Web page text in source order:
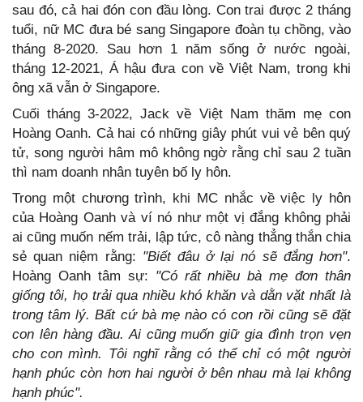
sau đó, cả hai đón con đầu lòng. Con trai được 2 tháng
tuổi, nữ MC đưa bé sang Singapore đoàn tụ chồng, vào
tháng 8-2020. Sau hơn 1 năm sống ở nước ngoài,
tháng 12-2021, Á hậu đưa con về Việt Nam, trong khi
ông xã vẫn ở Singapore.
Cuối tháng 3-2022, Jack về Việt Nam thăm mẹ con
Hoàng Oanh. Cả hai có những giây phút vui vẻ bên quý
tử, song người hâm mô không ngờ rằng chỉ sau 2 tuần
thì nam doanh nhân tuyên bố ly hôn.
Trong một chương trình, khi MC nhắc về việc ly hôn
của Hoàng Oanh và ví nó như một vị đắng không phải
ai cũng muốn nếm trải, lập tức, cô nàng thẳng thắn chia
sẻ quan niệm rằng: "Biết đâu ở lại nó sẽ đắng hơn".
Hoàng Oanh tâm sự: "Có rất nhiều bà mẹ đơn thân
giống tôi, họ trải qua nhiều khó khăn và dằn vặt nhất là
trong tâm lý. Bất cứ bà mẹ nào có con rồi cũng sẽ đặt
con lên hàng đầu. Ai cũng muốn giữ gia đình trọn vẹn
cho con mình. Tôi nghĩ rằng có thể chỉ có một người
hạnh phúc còn hơn hai người ở bên nhau mà lại không
hạnh phúc".